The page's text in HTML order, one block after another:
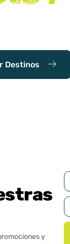
apasiona crear
Destinos
y